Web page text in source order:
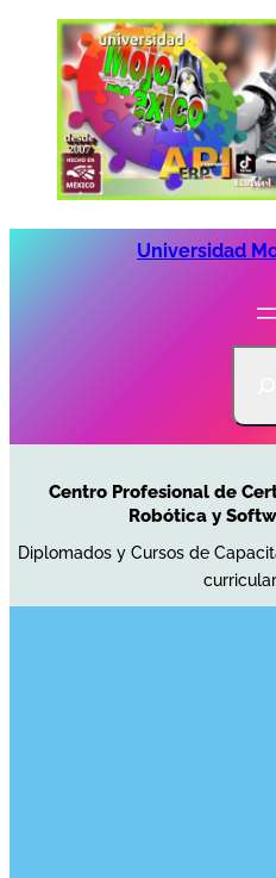
contenido
Universidad
a
r
c
h
Centro Profesional de
Robótica y
Diplomados y Cursos de
curricular